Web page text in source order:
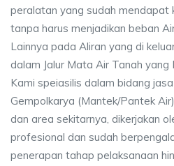
peralatan yang sudah mendapat
tanpa harus menjadikan beban
Lainnya pada Aliran yang di
dalam Jalur Mata Air Tanah yang
Kami speiasilis dalam bidang
Gempolkarya (Mantek/Pantek
dan area sekitarnya, dikerjakan
profesional dan sudah
penerapan tahap pelaksanaan